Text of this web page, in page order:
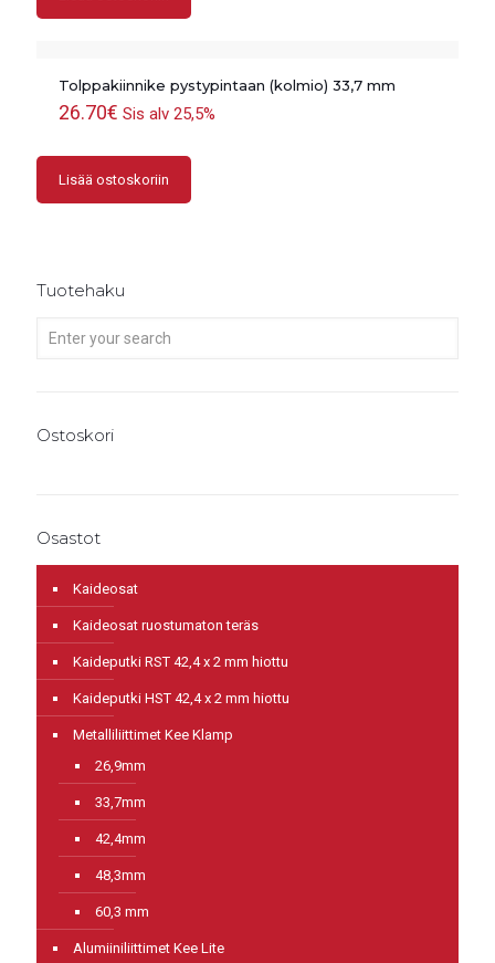
Tolppakiinnike pystypintaan (kolmio) 33,7 mm
26.70€ Sis alv 25,5%
Lisää ostoskoriin
Tuotehaku
Ostoskori
Osastot
Kaideosat
Kaideosat ruostumaton teräs
Kaideputki RST 42,4 x 2 mm hiottu
Kaideputki HST 42,4 x 2 mm hiottu
Metalliliittimet Kee Klamp
26,9mm
33,7mm
42,4mm
48,3mm
60,3 mm
Alumiiniliittimet Kee Lite